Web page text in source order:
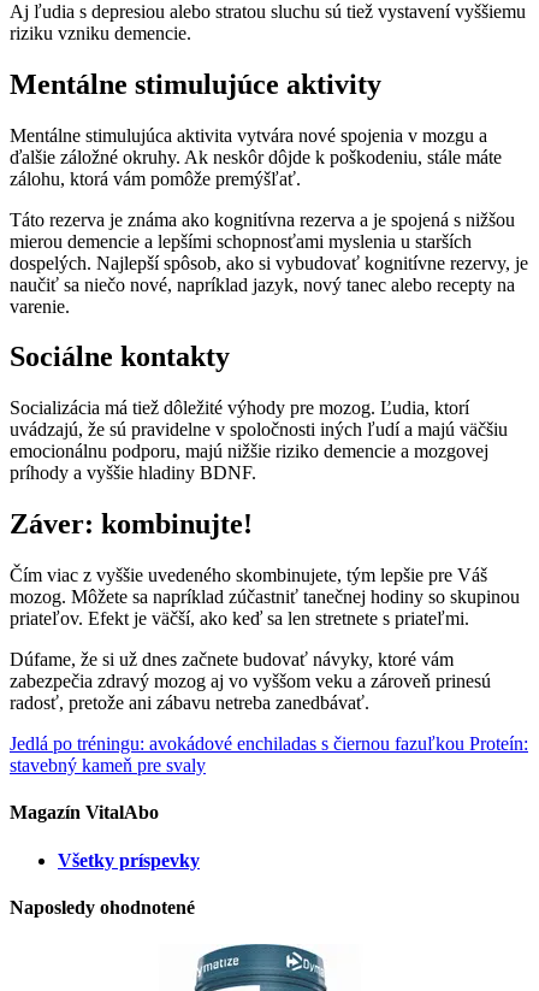
Aj ľudia s depresiou alebo stratou sluchu sú tiež vystavení vyššiemu
riziku vzniku demencie.
Mentálne stimulujúce aktivity
Mentálne stimulujúca aktivita vytvára nové spojenia v mozgu a
ďalšie záložné okruhy. Ak neskôr dôjde k poškodeniu, stále máte
zálohu, ktorá vám pomôže premýšľať.
Táto rezerva je známa ako kognitívna rezerva a je spojená s nižšou
mierou demencie a lepšími schopnosťami myslenia u starších
dospelých. Najlepší spôsob, ako si vybudovať kognitívne rezervy, je
naučiť sa niečo nové, napríklad jazyk, nový tanec alebo recepty na
varenie.
Sociálne kontakty
Socializácia má tiež dôležité výhody pre mozog. Ľudia, ktorí
uvádzajú, že sú pravidelne v spoločnosti iných ľudí a majú väčšiu
emocionálnu podporu, majú nižšie riziko demencie a mozgovej
príhody a vyššie hladiny BDNF.
Záver: kombinujte!
Čím viac z vyššie uvedeného skombinujete, tým lepšie pre Váš
mozog. Môžete sa napríklad zúčastniť tanečnej hodiny so skupinou
priateľov. Efekt je väčší, ako keď sa len stretnete s priateľmi.
Dúfame, že si už dnes začnete budovať návyky, ktoré vám
zabezpečia zdravý mozog aj vo vyššom veku a zároveň prinesú
radosť, pretože ani zábavu netreba zanedbávať.
Jedlá po tréningu: avokádové enchiladas s čiernou fazuľkou Proteín:
stavebný kameň pre svaly
Magazín VitalAbo
Všetky príspevky
Naposledy ohodnotené